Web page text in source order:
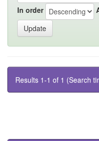
In order
Results 1-1 of 1 (Search